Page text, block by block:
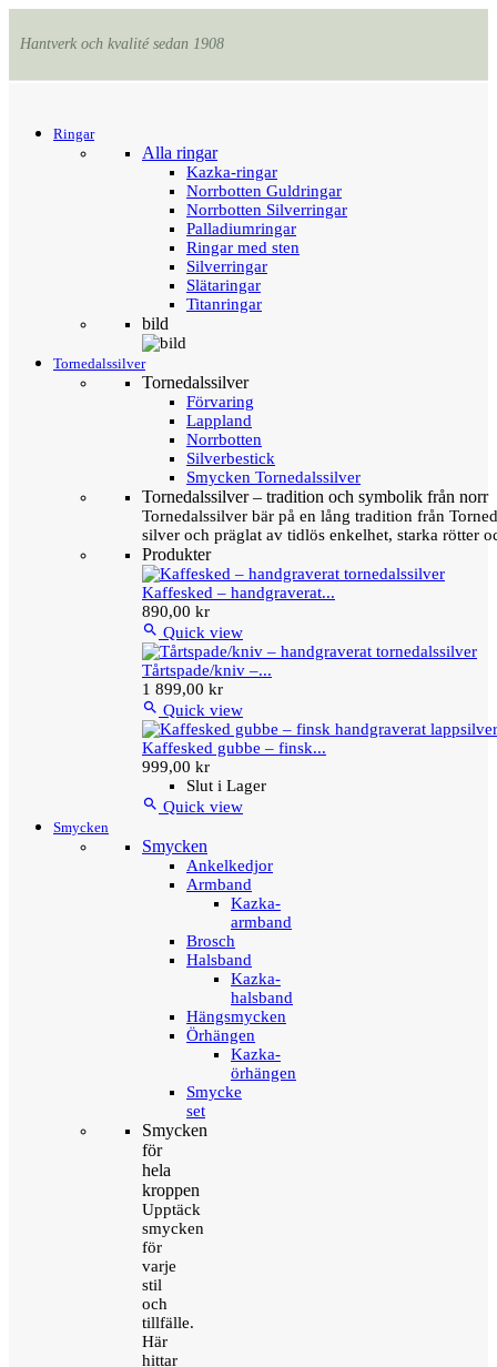
Hantverk och kvalité sedan 1908
Ringar
Alla ringar
Kazka-ringar
Norrbotten Guldringar
Norrbotten Silverringar
Palladiumringar
Ringar med sten
Silverringar
Slätaringar
Titanringar
bild
Tornedalssilver
Tornedalssilver
Förvaring
Lappland
Norrbotten
Silverbestick
Smycken Tornedalssilver
Tornedalssilver – tradition och symbolik från norr
Tornedalssilver bär på en lång tradition från
silver och präglat av tidlös enkelhet, starka rötter
Produkter
Kaffesked – handgraverat...
890,00 kr
 Quick view
Tårtspade/kniv –...
1 899,00 kr
 Quick view
Kaffesked gubbe – finsk...
999,00 kr
Slut i Lager
 Quick view
Smycken
Smycken
Ankelkedjor
Armband
Kazka-
armband
Brosch
Halsband
Kazka-
halsband
Hängsmycken
Örhängen
Kazka-
örhängen
Smycke
set
Smycken
för
hela
kroppen
Upptäck
smycken
för
varje
stil
och
tillfälle.
Här
hittar